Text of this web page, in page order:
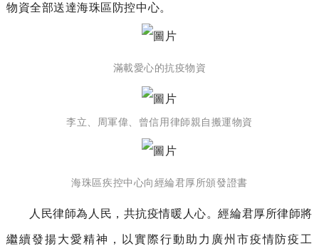
物資全部送達海珠區防控中心。
滿載愛心的抗疫物資
李立、周軍偉、曾信用律師親自搬運物資
海珠區疾控中心向經綸君厚所頒發證書
人民律師為人民，共抗疫情暖人心。經綸君厚所律師將
繼續發揚大愛精神，以實際行動助力廣州市疫情防疫工